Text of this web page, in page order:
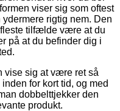
viser sig som oftest
rigtig nem. Den
tilfælde være at du
på at du befinder dig i
vise sig at være ret så
for kort tid, og med
dobbelttjekker den
produkt.